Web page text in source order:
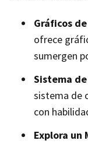
Gráficos
ofrece
sumergen
Sistema
sistema de
con
Explora un